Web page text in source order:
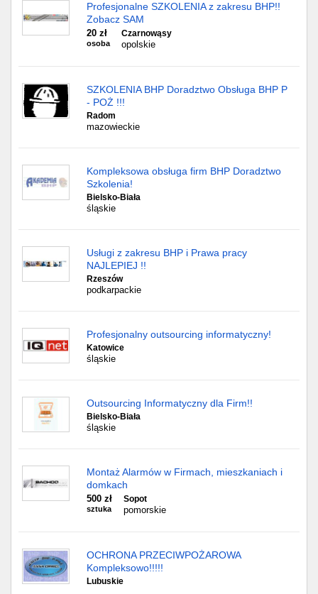
Profesjonalne SZKOLENIA z zakresu BHP!!
Zobacz SAM
20 zł
osoba
Czarnowąsy
opolskie
SZKOLENIA BHP Doradztwo Obsługa BHP P
- POŻ !!!
Radom
mazowieckie
Kompleksowa obsługa firm BHP Doradztwo
Szkolenia!
Bielsko-Biała
śląskie
Usługi z zakresu BHP i Prawa pracy
NAJLEPIEJ !!
Rzeszów
podkarpackie
Profesjonalny outsourcing informatyczny!
Katowice
śląskie
Outsourcing Informatyczny dla Firm!!
Bielsko-Biała
śląskie
Montaż Alarmów w Firmach, mieszkaniach i
domkach
500 zł
sztuka
Sopot
pomorskie
OCHRONA PRZECIWPOŻAROWA
Kompleksowo!!!!!
Lubuskie